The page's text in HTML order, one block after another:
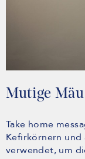
Mutige
Take home
Kefirkörnern und
verwendet, um